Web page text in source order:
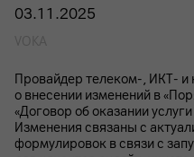
03.11.2025
Провайдер телеком-, ИКТ- и
о внесении изменений в
«Договор об оказании
Изменения связаны с
формулировок в связи с